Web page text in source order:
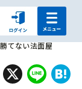
てない法面屋
X